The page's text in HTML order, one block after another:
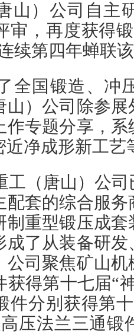
山）公司自主
审，再度获得
续第四年蝉联
全国锻造、冲
山）公司除参
作专题分享，
净成形新工艺
工（唐山）公
配套的综合服
制重型锻压成
成了从装备研
公司聚焦矿山
获得第十七届“
件分别获得第
压法兰三通锻